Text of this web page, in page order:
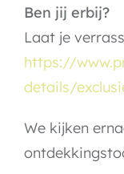
Ben jij erbij?
Laat je
https://
details/
We kijken